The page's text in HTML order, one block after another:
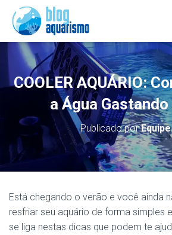
COOLER AQUÁRIO:
a Água
Publicado porEquipe
Está chegando o verão e você ainda
resfriar seu aquário de forma simples
se liga nestas dicas que podem te